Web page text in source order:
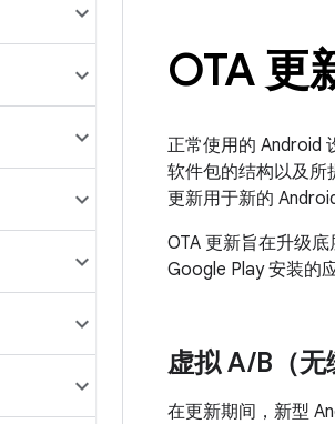
OTA 更
正常使用的 Android
软件包的结构以及所
更新用于新的
OTA 更新旨在升级
Google Play 安装的应
虚拟 A/B（
在更新期间，新型